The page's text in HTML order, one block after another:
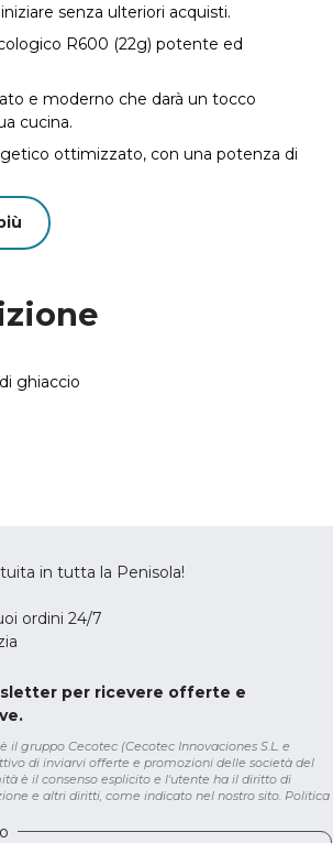
senza ulteriori acquisti.
R600 (22g) potente ed
e moderno che darà un tocco
cucina.
ottimizzato, con una potenza di
ghiaccio
in tutta la Penisola!
ordini 24/7
per ricevere offerte e
gruppo Cecotec (Cecotec Innovaciones S.L. e
di inviarvi offerte e promozioni delle società del
è il consenso esplicito e l'utente ha il diritto di
e altri diritti, come indicato nel nostro sito. Politica